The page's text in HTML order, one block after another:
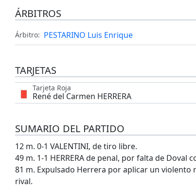
ÁRBITROS
Árbitro: PESTARINO Luis Enrique
TARJETAS
Tarjeta Roja
René del Carmen HERRERA
SUMARIO DEL PARTIDO
12 m. 0-1 VALENTINI, de tiro libre.
49 m. 1-1 HERRERA de penal, por falta de Doval
81 m. Expulsado Herrera por aplicar un violento
rival.